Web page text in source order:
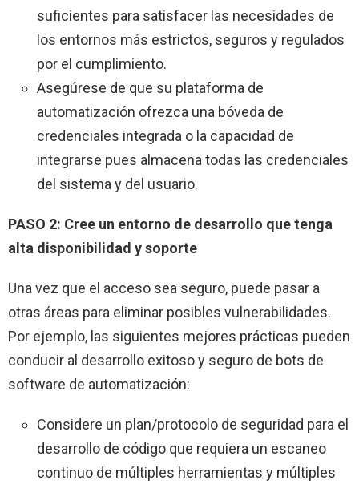
suficientes para satisfacer las necesidades de
los entornos más estrictos, seguros y regulados
por el cumplimiento.
Asegúrese de que su plataforma de
automatización ofrezca una bóveda de
credenciales integrada o la capacidad de
integrarse pues almacena todas las credenciales
del sistema y del usuario.
PASO 2: Cree un entorno de desarrollo que tenga
alta disponibilidad y soporte
Una vez que el acceso sea seguro, puede pasar a
otras áreas para eliminar posibles vulnerabilidades.
Por ejemplo, las siguientes mejores prácticas pueden
conducir al desarrollo exitoso y seguro de bots de
software de automatización:
Considere un plan/protocolo de seguridad para el
desarrollo de código que requiera un escaneo
continuo de múltiples herramientas y múltiples